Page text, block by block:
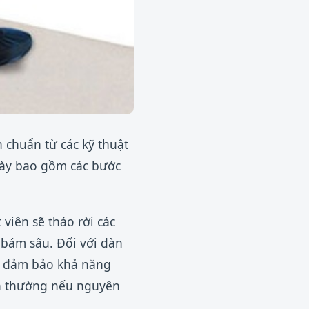
từ các kỹ thuật
bao gồm các bước
sẽ tháo rời các
sâu. Đối với dàn
bảo khả năng
thường nếu nguyên